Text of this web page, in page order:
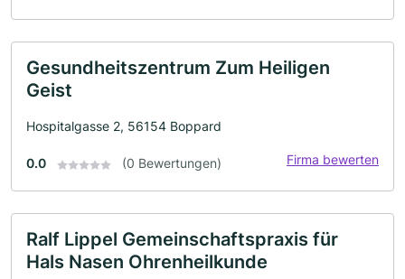
Gesundheitszentrum Zum Heiligen
Geist
Hospitalgasse 2, 56154 Boppard
0.0 (0 Bewertungen) Firma bewerten
Ralf Lippel Gemeinschaftspraxis für
Hals Nasen Ohrenheilkunde